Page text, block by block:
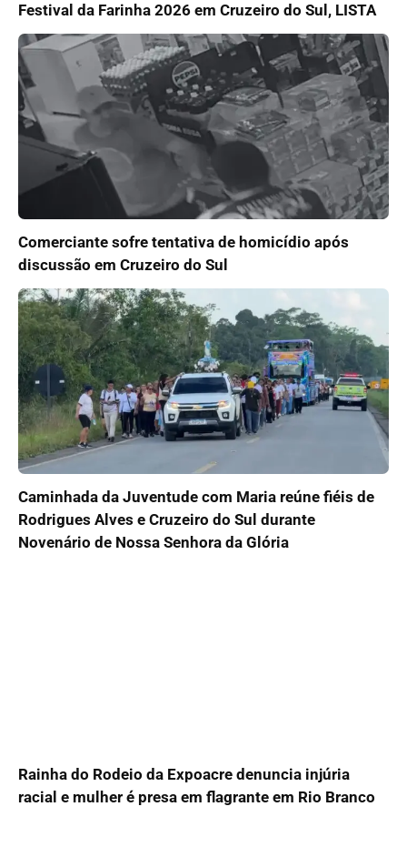
Festival da Farinha 2026 em Cruzeiro do Sul, LISTA
Comerciante sofre tentativa de homicídio após
discussão em Cruzeiro do Sul
Caminhada da Juventude com Maria reúne fiéis de
Rodrigues Alves e Cruzeiro do Sul durante
Novenário de Nossa Senhora da Glória
Rainha do Rodeio da Expoacre denuncia injúria
racial e mulher é presa em flagrante em Rio Branco